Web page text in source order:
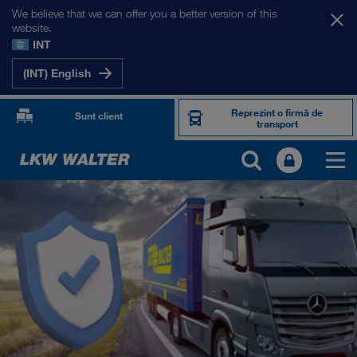
We believe that we can offer you a better version of this
website.
INT
(INT) English
Sunt client
Reprezint o firmă de
transport
PRODUSE ȘI SERVICII
Transport rutier
Soluții digitale
Transport intermodal